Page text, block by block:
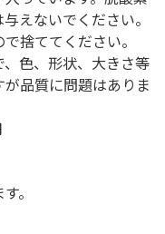
えないでください。
捨ててください。
色、形状、大きさ等
品質に問題はありま
。